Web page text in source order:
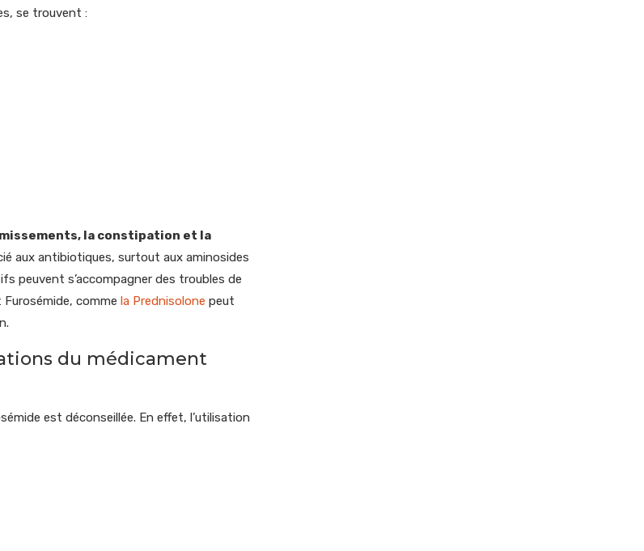
se trouvent :
la constipation et la
aux antibiotiques, surtout aux aminosides
peuvent s’accompagner des troubles de
Furosémide, comme la Prednisolone peut
du médicament
est déconseillée. En effet, l’utilisation